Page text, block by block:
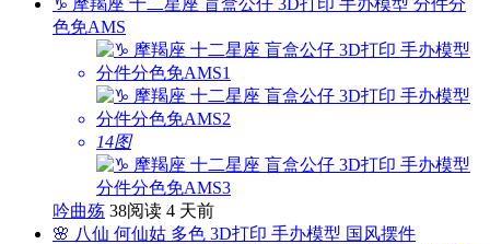
色免AMS
14图
吟曲殇 38阅读 4 天前
🌸 八仙 何仙姑 多色 3D打印 手办模型 国风摆件